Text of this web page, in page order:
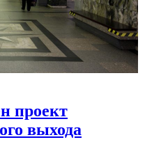
проект
выхода